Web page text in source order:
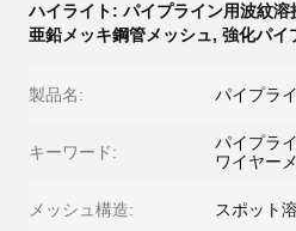
ハイライト: パイプライン用波紋溶
亜鉛メッキ鋼管メッシュ, 強化パイ
製品名: パイプラ
キーワード:
パイプラ
ワイヤー
メッシュ構造: スポット